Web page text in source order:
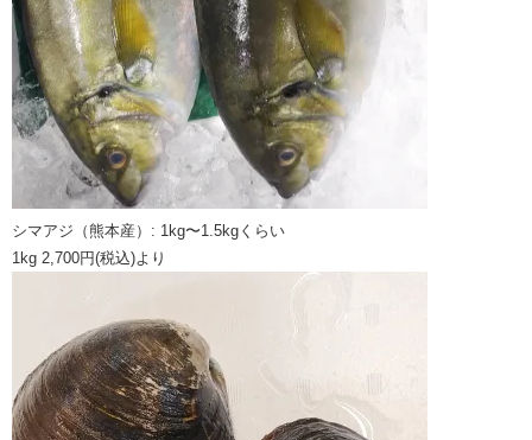
シマアジ（熊本産）: 1kg〜1.5kgくらい
1kg 2,700円(税込)より